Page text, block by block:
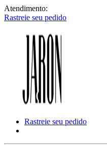
Atendimento:
Rastreie seu pedido
Rastreie seu pedido